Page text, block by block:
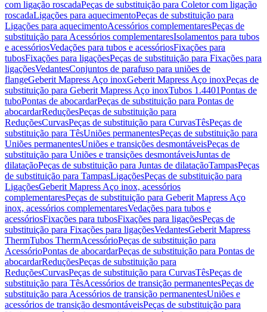
com ligação roscadaPeças de substituição para Coletor com ligação
roscadaLigações para aquecimentoPeças de substituição para
Ligações para aquecimentoAcessórios complementaresPeças de
substituição para Acessórios complementaresIsolamentos para tubos
e acessóriosVedações para tubos e acessóriosFixações para
tubosFixações para ligaçõesPeças de substituição para Fixações para
ligaçõesVedantesConjuntos de parafuso para uniões de
flangeGeberit Mapress Aço inoxGeberit Mapress Aço inoxPeças de
substituição para Geberit Mapress Aço inoxTubos 1.4401Pontas de
tuboPontas de abocardarPeças de substituição para Pontas de
abocardarReduçõesPeças de substituição para
ReduçõesCurvasPeças de substituição para CurvasTêsPeças de
substituição para TêsUniões permanentesPeças de substituição para
Uniões permanentesUniões e transições desmontáveisPeças de
substituição para Uniões e transições desmontáveisJuntas de
dilataçãoPeças de substituição para Juntas de dilataçãoTampasPeças
de substituição para TampasLigaçõesPeças de substituição para
LigaçõesGeberit Mapress Aço inox, acessórios
complementaresPeças de substituição para Geberit Mapress Aço
inox, acessórios complementaresVedações para tubos e
acessóriosFixações para tubosFixações para ligaçõesPeças de
substituição para Fixações para ligaçõesVedantesGeberit Mapress
ThermTubos ThermAcessórioPeças de substituição para
AcessórioPontas de abocardarPeças de substituição para Pontas de
abocardarReduçõesPeças de substituição para
ReduçõesCurvasPeças de substituição para CurvasTêsPeças de
substituição para TêsAcessórios de transição permanentesPeças de
substituição para Acessórios de transição permanentesUniões e
acessórios de transição desmontáveisPeças de substituição para